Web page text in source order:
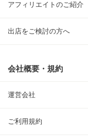
アフィリエイトのご紹介
出店をご検討の方へ
会社概要・規約
運営会社
ご利用規約